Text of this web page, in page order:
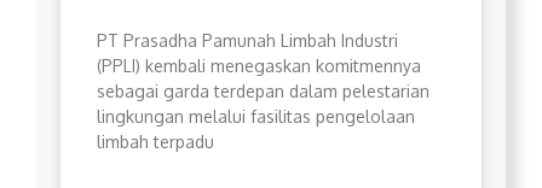
PT Prasadha Pamunah Limbah Industri
(PPLI) kembali menegaskan komitmennya
sebagai garda terdepan dalam pelestarian
lingkungan melalui fasilitas pengelolaan
limbah terpadu